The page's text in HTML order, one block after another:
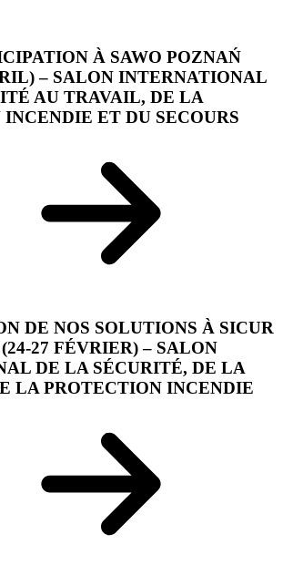
À SAWO POZNAŃ
– SALON INTERNATIONAL
AU TRAVAIL, DE LA
ET DU SECOURS
DE NOS SOLUTIONS À SICUR
27 FÉVRIER) – SALON
DE LA SÉCURITÉ, DE LA
LA PROTECTION INCENDIE